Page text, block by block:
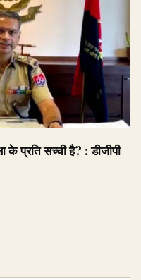
के प्रति सच्ची है? : डीजीपी